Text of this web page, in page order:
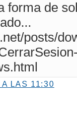
forma de
posts/
LAS 11:30